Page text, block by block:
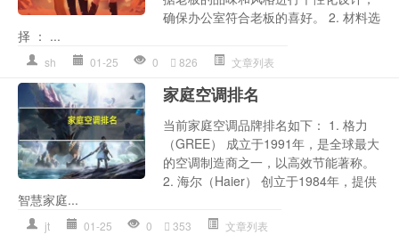
确保办公室符合老板的喜好。 2. 材料选
择 ： ...
sh 01-25 0 826 文章列表
家庭空调排名
当前家庭空调品牌排名如下： 1. 格力
（GREE） 成立于1991年，是全球最大
的空调制造商之一，以高效节能著称。
2. 海尔（Haier） 创立于1984年，提供
智慧家庭...
jt 01-25 0 353 文章列表